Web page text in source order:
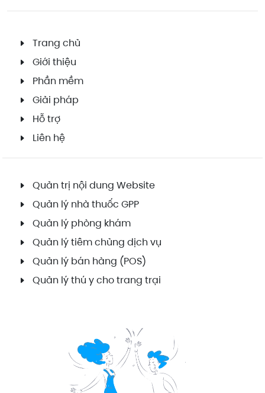
Trang chủ
Giới thiệu
Phần mềm
Giải pháp
Hỗ trợ
Liên hệ
Quản trị nội dung Website
Quản lý nhà thuốc GPP
Quản lý phòng khám
Quản lý tiêm chủng dịch vụ
Quản lý bán hàng (POS)
Quản lý thú y cho trang trại